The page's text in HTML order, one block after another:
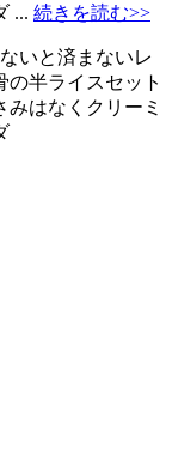
... 続きを読む>>
いと済まないレ
半ライスセット
はなくクリーミ